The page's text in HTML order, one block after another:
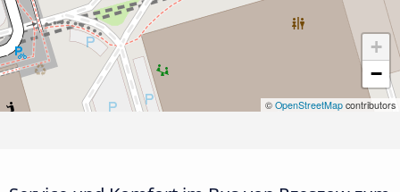
+
−
© OpenStreetMap contributors